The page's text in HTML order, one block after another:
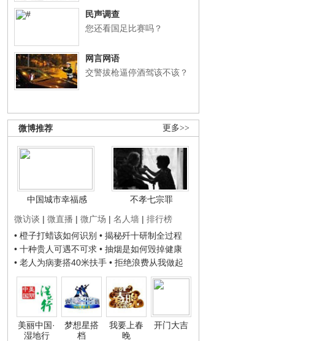
民声调查
您还看国足比赛吗？
网言网语
交警拔枪逼停酒驾该不该？
更多>>
微博推荐
中国城市幸福感
不孝七宗罪
微访谈 | 微直播 | 微广场 | 名人墙 | 排行榜
• 橙子打蜡该如何识别 • 揭秘歼十研制全过程
• 十种贵人可遇不可求 • 抽烟是如何毁掉健康
• 老人为病妻搭40米扶手 • 拒绝浪费从我做起
美丽中国·
湿地行
梦想星搭
档
我要上春
晚
开门大吉